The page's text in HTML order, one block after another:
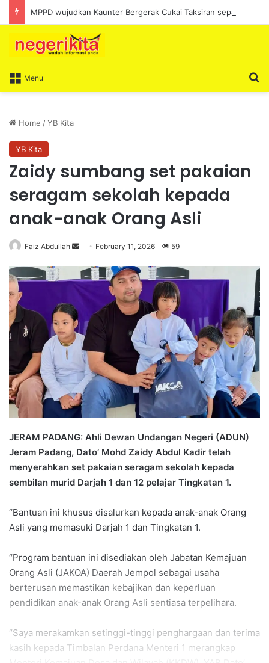
Menu
Home /YB Kita
YB Kita
Zaidy sumbang set pakaian
seragam sekolah kepada
anak-anak Orang Asli
Faiz Abdullah
n
d
e
m
a
l
February 11, 2026 59
JERAM PADANG: Ahli Dewan Undangan Negeri (ADUN)
Jeram Padang, Dato’ Mohd Zaidy Abdul Kadir telah
menyerahkan set pakaian seragam sekolah kepada
sembilan murid Darjah 1 dan 12 pelajar Tingkatan 1.
“Bantuan ini khusus disalurkan kepada anak-anak Orang
Asli yang memasuki Darjah 1 dan Tingkatan 1.
“Program bantuan ini disediakan oleh Jabatan Kemajuan
Orang Asli (JAKOA) Daerah Jempol sebagai usaha
berterusan memastikan kebajikan dan keperluan
pendidikan anak-anak Orang Asli sentiasa terpelihara.
“Saya merakamkan setinggi-tinggi penghargaan dan terima
kasih kepada Timbalan Perdana Menteri 1 merangkap